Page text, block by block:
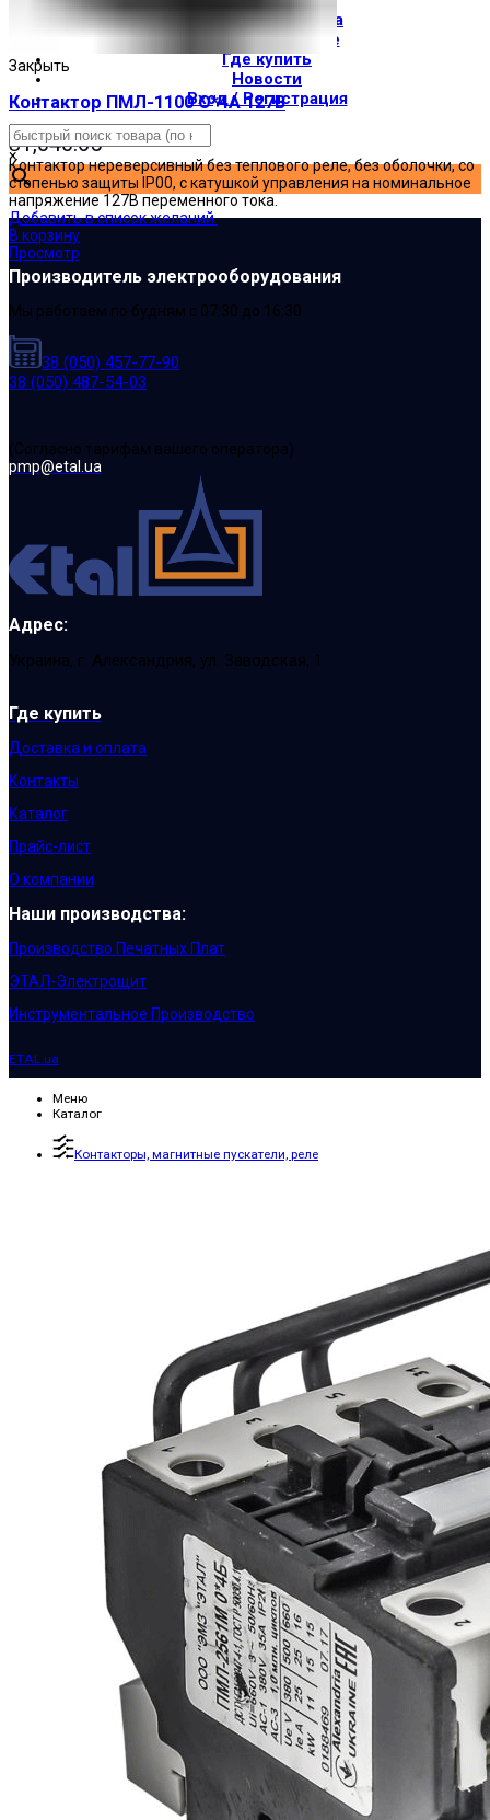
Доставка и оплата
О торговой марке
Где купить
Новости
Вход / Регистрация
×
Закрыть
Контактор ПМЛ-1100 О*4А 127В
₴1,040.65
Контактор нереверсивный без теплового реле, без оболочки, со
степенью защиты IP00, с катушкой управления на номинальное
напряжение 127В переменного тока.
Добавить в список желаний
В корзину
Просмотр
Производитель электрооборудования
Мы работаем по будням с 07:30 до 16:30
38 (050) 457-77-90
38 (050) 487-54-03
(Cогласно тарифам вашего оператора)
pmp@etal.ua
Адрес:
Украина, г. Александрия, ул. Заводская, 1
Где купить
Доставка и оплата
Контакты
Каталог
Прайс-лист
О компании
Наши производства:
Производство Печатных Плат
ЭТАЛ-Электрощит
Инструментальное Производство
ETAL.ua
Меню
Каталог
Контакторы, магнитные пускатели, реле